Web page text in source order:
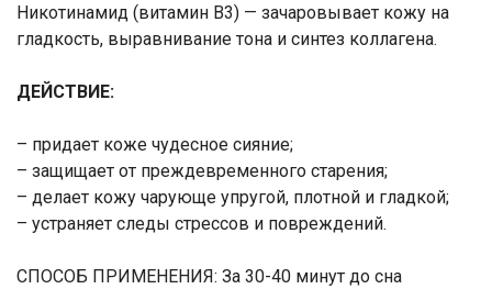
​Никотинамид (витамин В3) — зачаровывает кожу на
гладкость, выравнивание тона и синтез коллагена.
​ДЕЙСТВИЕ:
​– придает коже чудесное сияние;
​– защищает от преждевременного старения;
​– делает кожу чарующе упругой, плотной и гладкой;
​– устраняет следы стрессов и повреждений.
​СПОСОБ ПРИМЕНЕНИЯ: За 30-40 минут до сна